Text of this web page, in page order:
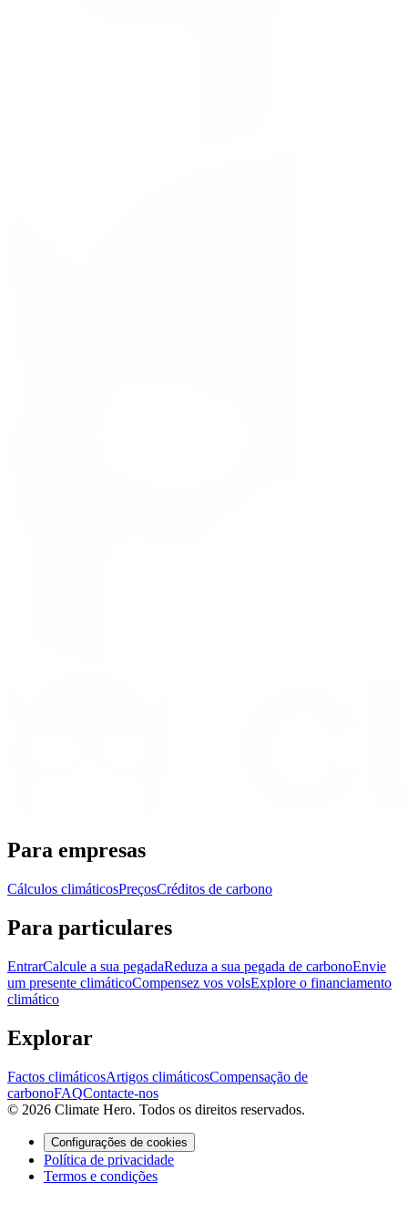
Para empresas
Cálculos climáticosPreçosCréditos de carbono
Para particulares
EntrarCalcule a sua pegadaReduza a sua pegada de carbonoEnvie
um presente climáticoCompensez vos volsExplore o financiamento
climático
Explorar
Factos climáticosArtigos climáticosCompensação de
carbonoFAQContacte-nos
© 2026 Climate Hero. Todos os direitos reservados.
Configurações de cookies
Política de privacidade
Termos e condições